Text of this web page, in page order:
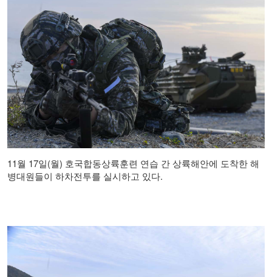
11월 17일(월) 호국합동상륙훈련 연습 간 상륙해안에 도착한 해
병대원들이 하차전투를 실시하고 있다.